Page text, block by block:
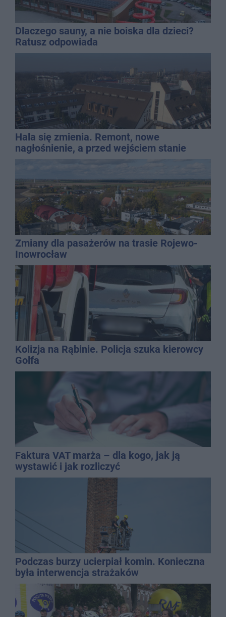
Dlaczego sauny, a nie boiska dla dzieci?
Ratusz odpowiada
Hala się zmienia. Remont, nowe
nagłośnienie, a przed wejściem stanie
QEMETICA ARENA
Zmiany dla pasażerów na trasie Rojewo-
Inowrocław
Kolizja na Rąbinie. Policja szuka kierowcy
Golfa
Faktura VAT marża – dla kogo, jak ją
wystawić i jak rozliczyć
Podczas burzy ucierpiał komin. Konieczna
była interwencja strażaków